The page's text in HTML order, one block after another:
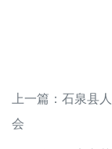
上一篇： 石泉县
会